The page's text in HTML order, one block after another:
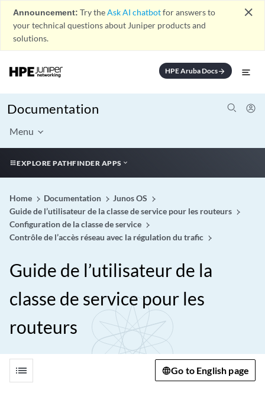
Announcement: Try theAsk AI chatbotfor answers to
your technical questions about Juniper products and
solutions.
close
HPE Aruba Docsarrow_forward
Documentation
Menu
EXPLORE PATHFINDER APPS
Home Documentation
Junos OS
Guide de l’utilisateur de la classe de service pour les routeurs
Configuration de la classe de service
Contrôle de l’accès réseau avec la régulation du trafic
Guide de l’utilisateur de la
classe de service pour les
routeurs
list Go to English page